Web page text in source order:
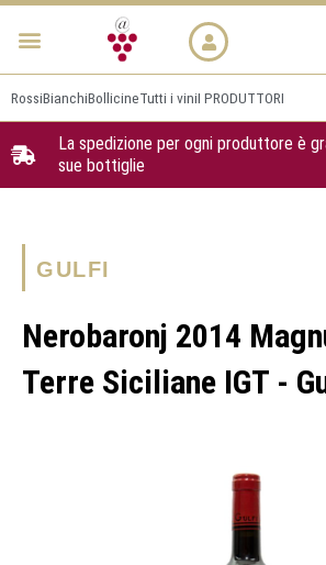
Vai
Menu
RossiBianchiBollicineTutti i viniI PRODUTTORI
La spedizione per ogni produttore è
sue bottiglie
GULFI
Nerobaronj 2014
Terre Siciliane IGT -